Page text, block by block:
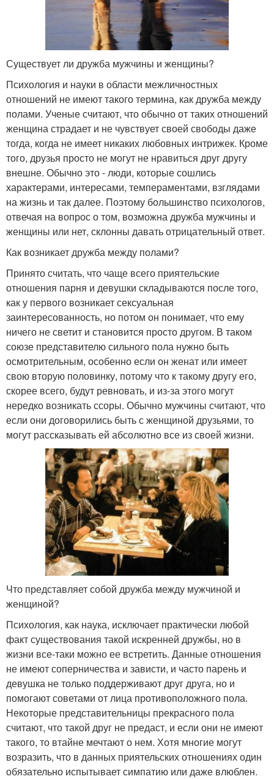
Существует ли дружба мужчины и женщины?
Психология и науки в области межличностных
отношений не имеют такого термина, как дружба между
полами. Ученые считают, что обычно от таких отношений
женщина страдает и не чувствует своей свободы даже
тогда, когда не имеет никаких любовных интрижек. Кроме
того, друзья просто не могут не нравиться друг другу
внешне. Обычно это - люди, которые сошлись
характерами, интересами, темпераментами, взглядами
на жизнь и так далее. Поэтому большинство психологов,
отвечая на вопрос о том, возможна дружба мужчины и
женщины или нет, склонны давать отрицательный ответ.
Как возникает дружба между полами?
Принято считать, что чаще всего приятельские
отношения парня и девушки складываются после того,
как у первого возникает сексуальная
заинтересованность, но потом он понимает, что ему
ничего не светит и становится просто другом. В таком
союзе представителю сильного пола нужно быть
осмотрительным, особенно если он женат или имеет
свою вторую половинку, потому что к такому другу его,
скорее всего, будут ревновать, и из-за этого могут
нередко возникать ссоры. Обычно мужчины считают, что
если они договорились быть с женщиной друзьями, то
могут рассказывать ей абсолютно все из своей жизни.
Что представляет собой дружба между мужчиной и
женщиной?
Психология, как наука, исключает практически любой
факт существования такой искренней дружбы, но в
жизни все-таки можно ее встретить. Данные отношения
не имеют соперничества и зависти, и часто парень и
девушка не только поддерживают друг друга, но и
помогают советами от лица противоположного пола.
Некоторые представительницы прекрасного пола
считают, что такой друг не предаст, и если они не имеют
такого, то втайне мечтают о нем. Хотя многие могут
возразить, что в данных приятельских отношениях один
обязательно испытывает симпатию или даже влюблен.